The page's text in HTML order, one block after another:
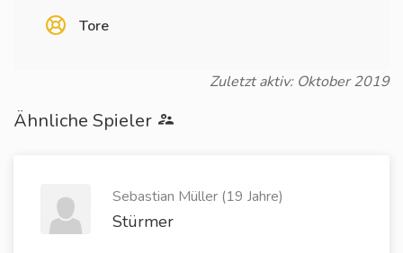
Tore
Zuletzt aktiv: Oktober 2019
Ähnliche Spieler
Sebastian Müller (19 Jahre)
Stürmer